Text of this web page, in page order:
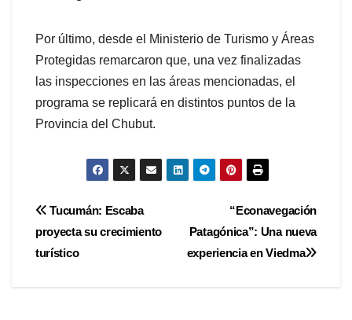
Por último, desde el Ministerio de Turismo y Áreas
Protegidas remarcaron que, una vez finalizadas
las inspecciones en las áreas mencionadas, el
programa se replicará en distintos puntos de la
Provincia del Chubut.
Navegación
de
“Econavegación
Patagónica”: Una nueva
experiencia en Viedma
Tucumán: Escaba
proyecta su crecimiento
turístico